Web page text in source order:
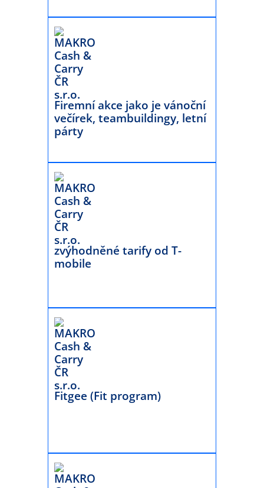
Firemní akce jako je vánoční
večírek, teambuildingy, letní
párty
zvýhodněné tarify od T-
mobile
Fitgee (Fit program)